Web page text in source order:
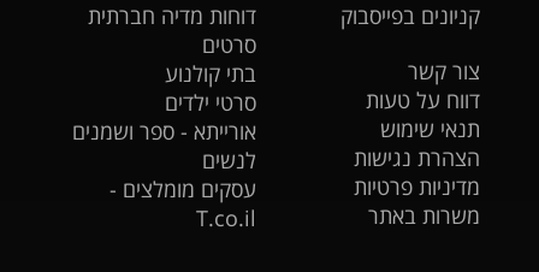
קניונים בפייסבוק
צור קשר
דווח על טעות
תנאי שימוש
הצהרת נגישות
מדיניות פרטיות
משרות באתר
דוחות מדיה חברתית
סרטים
בתי קולנוע
סרטי ילדים
אורייתא - ספר ושמנים
לנשים
עסקים מומלצים -
T.co.il